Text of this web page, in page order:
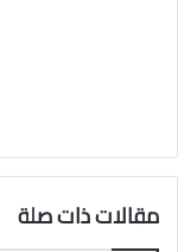
مقالات ذات صلة